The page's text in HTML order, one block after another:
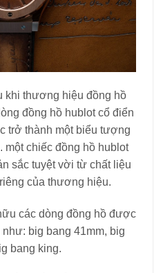
khi thương hiệu đồng hồ
đồng hồ hublot cổ điển
trở thành một biểu tượng
một chiếc đồng hồ hublot
sắc tuyệt vời từ chất liệu
của thương hiệu.
các dòng đồng hồ được
big bang 41mm, big
bang king.